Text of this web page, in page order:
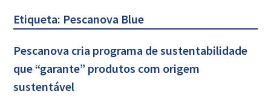
Etiqueta: Pescanova Blue
Pescanova cria programa de sustentabilidade
que “garante” produtos com origem
sustentável